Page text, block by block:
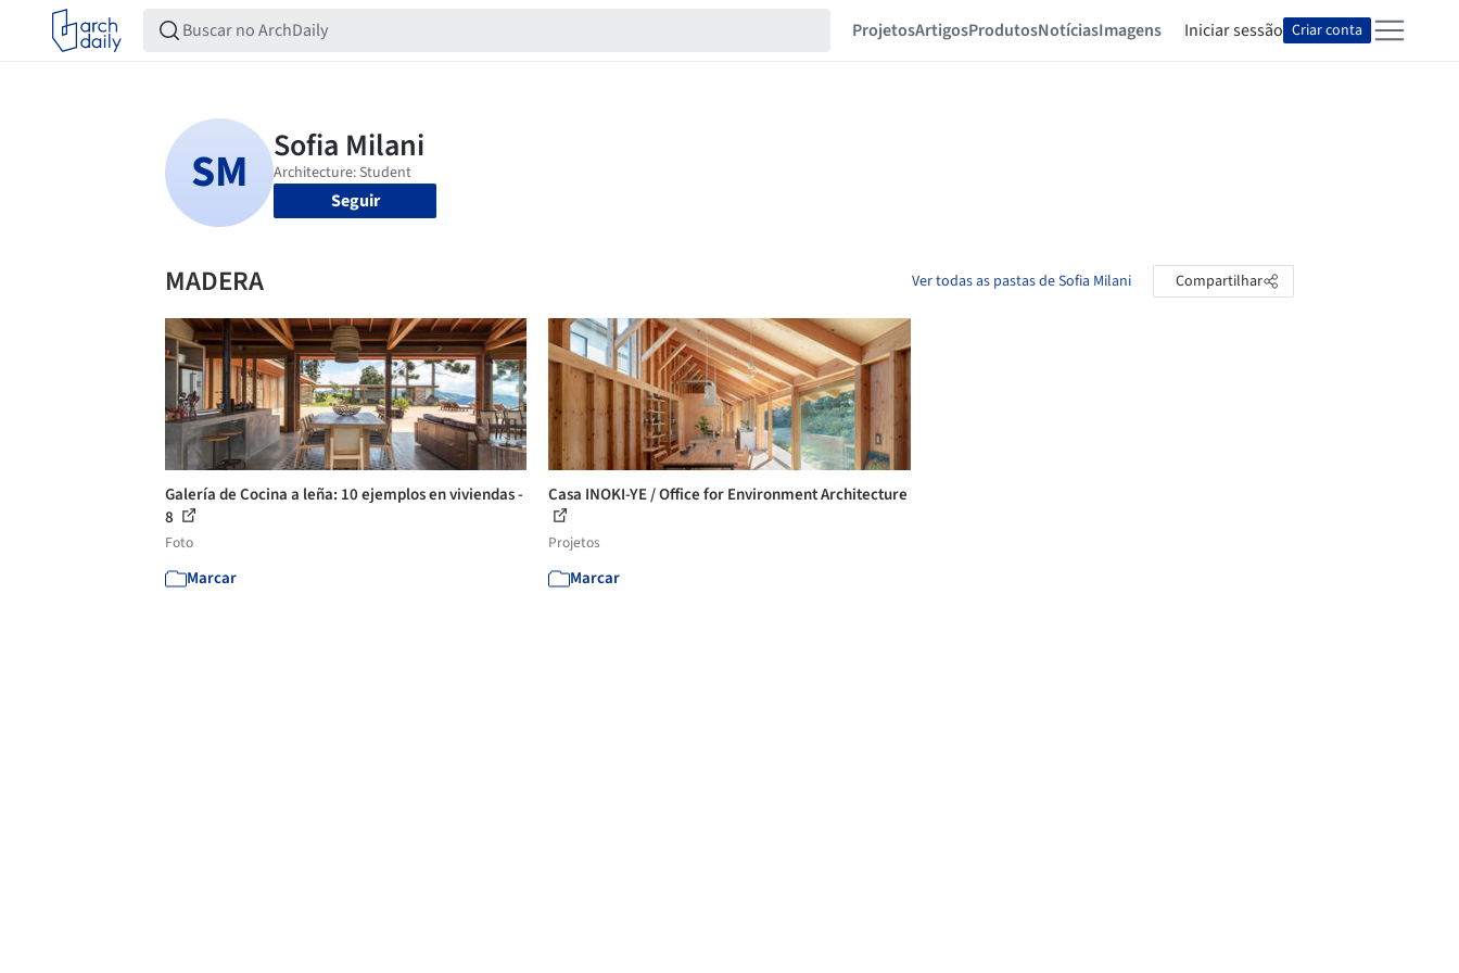
ProjetosArtigosProdutosNotíciasImagens Iniciar sessão Criar conta
Seguir
MADERA Ver todas as pastas de Sofia Milani Compartilhar
Galería de Cocina a leña: 10 ejemplos en viviendas -
8
Foto
Marcar
Casa INOKI-YE / Office for Environment Architecture
Projetos
Marcar